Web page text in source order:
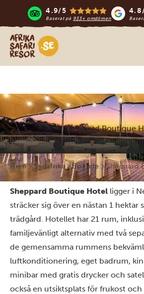
4.9/5
Baserat på 933+ omdömen
Safari-resor i Afrika
Sheppard Boutique
Hem Sydafrika Boende Sheppard
Sheppard Boutique Hotel ligger i
sträcker sig över en nästan 1 hektar
trädgård. Hotellet har 21 rum,
familjevänligt alternativ med två
de gemensamma rummens
luftkonditionering, eget badrum,
minibar med gratis drycker och
också en utsiktsplats för frukost